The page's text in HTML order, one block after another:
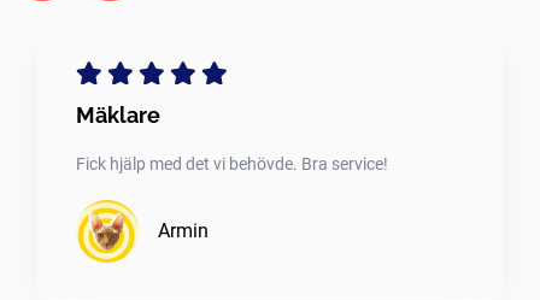
Mäklare
Fick hjälp med det vi behövde. Bra service!
Armin